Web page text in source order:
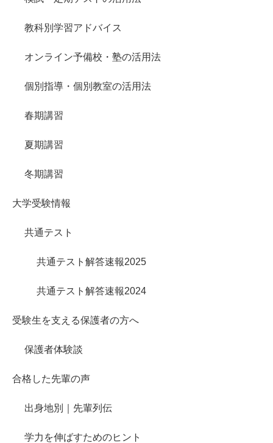
教科別学習アドバイス
オンライン予備校・塾の活用法
個別指導・個別教室の活用法
春期講習
夏期講習
冬期講習
大学受験情報
共通テスト
共通テスト解答速報2025
共通テスト解答速報2024
受験生を支える保護者の方へ
保護者体験談
合格した先輩の声
出身地別｜先輩列伝
学力を伸ばすためのヒント